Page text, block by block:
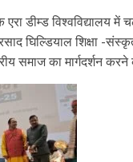
डीम्ड विश्वविद्यालय
घिल्डियाल शिक्षा -
समाज का मार्गदर्शन करने